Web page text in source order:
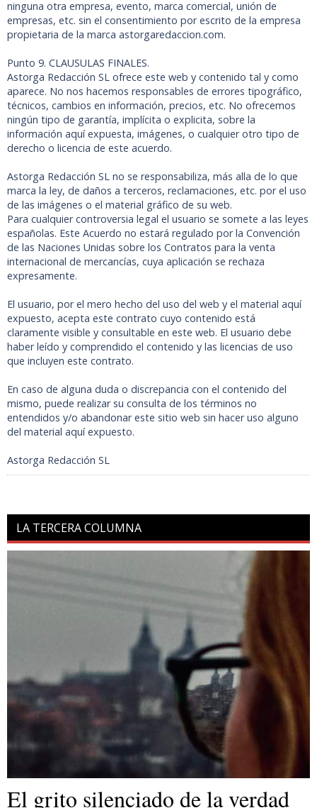
ninguna otra empresa, evento, marca comercial, unión de
empresas, etc. sin el consentimiento por escrito de la empresa
propietaria de la marca astorgaredaccion.com.
Punto 9. CLAUSULAS FINALES.
Astorga Redacción SL ofrece este web y contenido tal y como
aparece. No nos hacemos responsables de errores tipográfico,
técnicos, cambios en información, precios, etc. No ofrecemos
ningún tipo de garantía, implícita o explicita, sobre la
información aquí expuesta, imágenes, o cualquier otro tipo de
derecho o licencia de este acuerdo.
Astorga Redacción SL no se responsabiliza, más alla de lo que
marca la ley, de daños a terceros, reclamaciones, etc. por el uso
de las imágenes o el material gráfico de su web.
Para cualquier controversia legal el usuario se somete a las leyes
españolas. Este Acuerdo no estará regulado por la Convención
de las Naciones Unidas sobre los Contratos para la venta
internacional de mercancías, cuya aplicación se rechaza
expresamente.
El usuario, por el mero hecho del uso del web y el material aquí
expuesto, acepta este contrato cuyo contenido está
claramente visible y consultable en este web. El usuario debe
haber leído y comprendido el contenido y las licencias de uso
que incluyen este contrato.
En caso de alguna duda o discrepancia con el contenido del
mismo, puede realizar su consulta de los términos no
entendidos y/o abandonar este sitio web sin hacer uso alguno
del material aquí expuesto.
Astorga Redacción SL
LA TERCERA COLUMNA
El grito silenciado de la verdad